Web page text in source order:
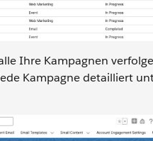
Ihre Kampagnen
Kampagne detailliert